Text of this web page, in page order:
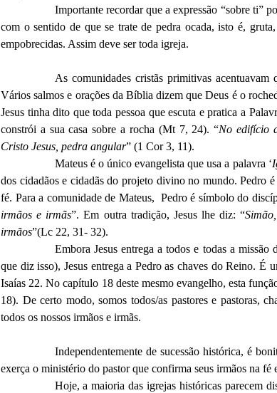
Importante recordar que a expressão “sobre ti”
com o sentido de que se trate de pedra ocada, isto é,
empobrecidas. Assim deve ser toda igreja.
As comunidades cristãs primitivas
Vários salmos e orações da Bíblia dizem que Deus é o
Jesus tinha dito que toda pessoa que escuta e pratica a
constrói a sua casa sobre a rocha (Mt 7, 24). “No edifício
Cristo Jesus, pedra angular” (1 Cor 3, 11).
Mateus é o único evangelista que usa a palavra ‘
dos cidadãos e cidadãs do projeto divino no mundo. Pedro
fé. Para a comunidade de Mateus, Pedro é símbolo do
irmãos e irmãs”. Em outra tradição, Jesus lhe diz: “
irmãos”(Lc 22, 31- 32).
Embora Jesus entrega a todos e todas a
que diz isso), Jesus entrega a Pedro as chaves do Reino.
Isaías 22. No capítulo 18 deste mesmo evangelho, esta
18). De certo modo, somos todos/as pastores e pastoras,
todos os nossos irmãos e irmãs.
Independentemente de sucessão histórica, é
exerça o ministério do pastor que confirma seus irmãos na
Hoje, a maioria das igrejas históricas parecem